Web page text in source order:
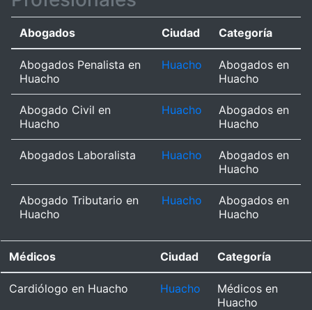
Abogados Ciudad Categoría
Abogados Penalista en
Huacho
Huacho
Abogados en
Huacho
Abogado Civil en
Huacho
Huacho
Abogados en
Huacho
Abogados Laboralista Huacho
Abogados en
Huacho
Abogado Tributario en
Huacho
Huacho
Abogados en
Huacho
Médicos Ciudad Categoría
Cardiólogo en Huacho Huacho
Médicos en
Huacho